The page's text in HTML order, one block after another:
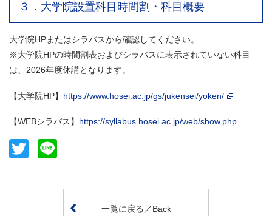
３．大学院設置科目時間割・科目概要
大学院HPまたはシラバスから確認してください。
※大学院HPの時間割表およびシラバスに表示されていない科目
は、2026年度休講となります。
【大学院HP】 https://www.hosei.ac.jp/gs/jukensei/yoken/
【WEBシラバス】 https://syllabus.hosei.ac.jp/web/show.php
Twitter
一覧に戻る／Back